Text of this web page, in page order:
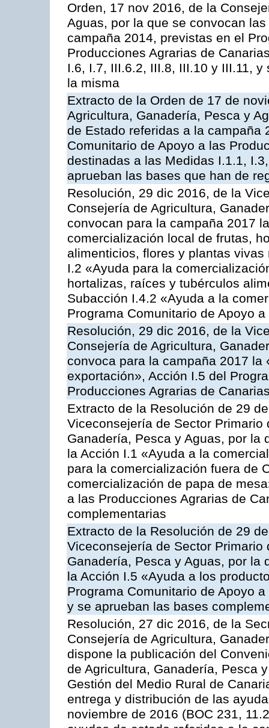
Orden, 17 nov 2016, de la
Aguas, por la que se convocan
campaña 2014, previstas en el
Producciones Agrarias de
I.6, I.7, III.6.2, III.8, III.10 y III.11,
la misma
Extracto de la Orden de 17 de
Agricultura, Ganadería, Pesca y
de Estado referidas a la campaña
Comunitario de Apoyo a las
destinadas a las Medidas I.1.1,
aprueban las bases que han de
Resolución, 29 dic 2016, de la
Consejería de Agricultura,
convocan para la campaña 2017
comercialización local de frutas,
alimenticios, flores y plantas
I.2 «Ayuda para la
hortalizas, raíces y tubérculos
Subacción I.4.2 «Ayuda a la
Programa Comunitario de Apoyo
Resolución, 29 dic 2016, de la
Consejería de Agricultura,
convoca para la campaña 2017
exportación», Acción I.5 del
Producciones Agrarias de
Extracto de la Resolución de 29
Viceconsejería de Sector
Ganadería, Pesca y Aguas, por la
la Acción I.1 «Ayuda a la
para la comercialización fuera de
comercialización de papa de
a las Producciones Agrarias de
complementarias
Extracto de la Resolución de 29
Viceconsejería de Sector
Ganadería, Pesca y Aguas, por la
la Acción I.5 «Ayuda a los
Programa Comunitario de Apoyo
y se aprueban las bases
Resolución, 27 dic 2016, de la
Consejería de Agricultura,
dispone la publicación del
de Agricultura, Ganadería, Pesca
Gestión del Medio Rural de
entrega y distribución de las
noviembre de 2016 (BOC 231,